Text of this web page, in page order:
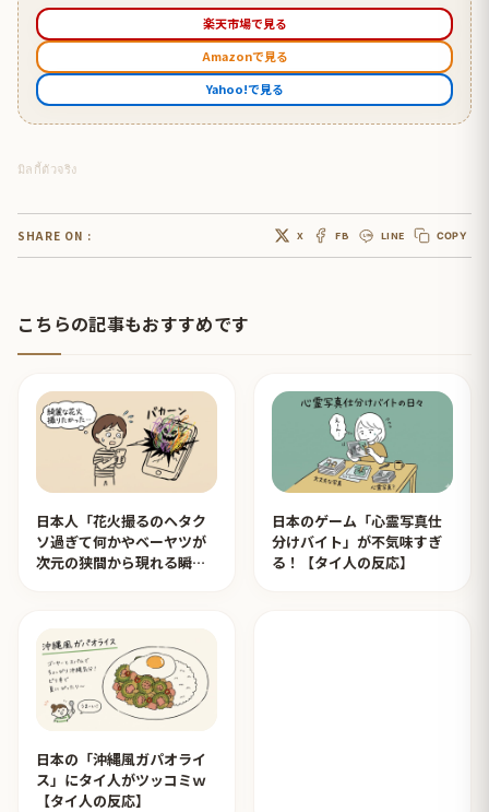
楽天市場で見る
Amazonで見る
Yahoo!で見る
มิลกี้ตัวจริง
SHARE ON : X FB LINE COPY
こちらの記事もおすすめです
日本人「花火撮るのヘタク
ソ過ぎて何かやベーヤツが
次元の狭間から現れる瞬間
日本のゲーム「心霊写真仕
分けバイト」が不気味すぎ
る！【タイ人の反応】
日本の「沖縄風ガパオライ
ス」にタイ人がツッコミｗ
【タイ人の反応】